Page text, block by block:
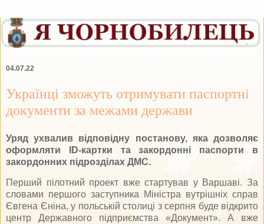
04.07.22
Українці зможуть отримувати паспортні
документи за межами держави
Уряд ухвалив відповідну постанову, яка дозволяє
оформляти ID-картки та закордонні паспорти в
закордонних підрозділах ДМС.
Перший пілотний проект вже стартував у Варшаві. За
словами першого заступника Міністра вутрішніх справ
Євгена Єніна, у польській столиці з серпня буде відкрито
центр Державного підприємства «Документ». А вже